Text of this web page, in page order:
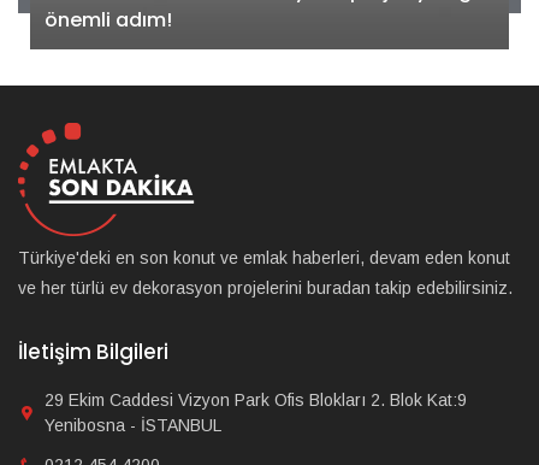
önemli adım!
Türkiye'deki en son konut ve emlak haberleri, devam eden konut
ve her türlü ev dekorasyon projelerini buradan takip edebilirsiniz.
İletişim Bilgileri
29 Ekim Caddesi Vizyon Park Ofis Blokları 2. Blok Kat:9
Yenibosna - İSTANBUL